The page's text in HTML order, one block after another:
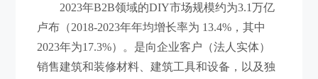
2023年B2B领域的DIY市场规模约为3.1万亿
卢布（2018-2023年年均增长率为 13.4%，其中
2023年为17.3%）。是向企业客户（法人实体）
销售建筑和装修材料、建筑工具和设备，以及独